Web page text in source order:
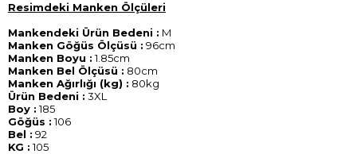
Resimdeki Manken Ölçüleri
Mankendeki Ürün Bedeni : M
Manken Göğüs Ölçüsü : 96cm
Manken Boyu :1.85cm
Manken Bel Ölçüsü : 80cm
Manken Ağırlığı (kg) : 80kg
Ürün Bedeni : 3XL
Boy :185
Göğüs :106
Bel : 92
KG :105